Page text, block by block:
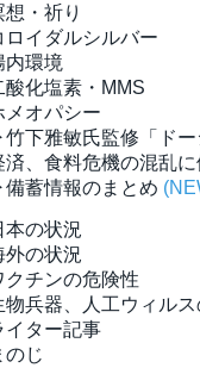
想・祈り
ロイダルシルバー
内環境
酸化塩素・MMS
メオパシー
下雅敏氏監修「ドー
済、食料危機の混乱に
蓄情報のまとめ
本の状況
外の状況
クチンの危険性
物兵器、人工ウィル
イター記事
のじ